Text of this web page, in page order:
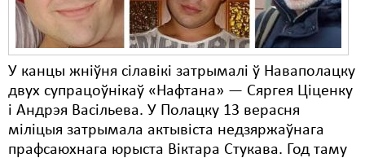
У канцы жніўня сілавікі затрымалі ў Наваполацку
двух супрацоўнікаў «Нафтана» — Сяргея Ціценку
і Андрэя Васільева. У Полацку 13 верасня
міліцыя затрымала актывіста недзяржаўнага
прафсаюхнага юрыста Віктара Стукава. Год таму